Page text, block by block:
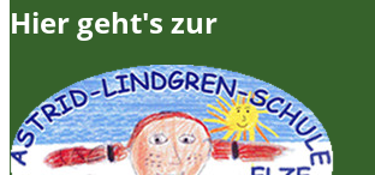
Hier geht's zur